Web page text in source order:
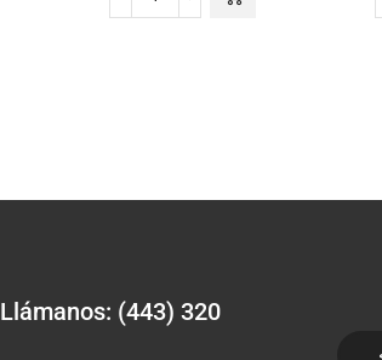
Llámanos: (443) 320